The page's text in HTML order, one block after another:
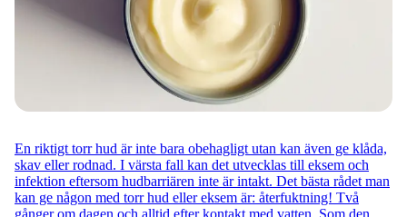
En riktigt torr hud är inte bara obehagligt utan kan även ge klåda,
skav eller rodnad. I värsta fall kan det utvecklas till eksem och
infektion eftersom hudbarriären inte är intakt. Det bästa rådet man
kan ge någon med torr hud eller eksem är: återfuktning! Två
gånger om dagen och alltid efter kontakt med vatten. Som den